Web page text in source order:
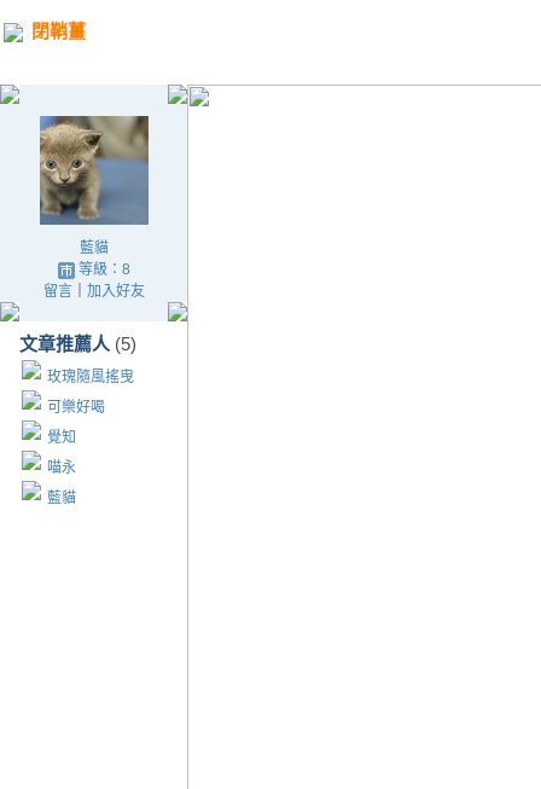
閉鞘薑
藍貓
等級：8
留言｜ 加入好友
文章推薦人 (5)
玫瑰隨風搖曳
可樂好喝
覺知
喵永
藍貓